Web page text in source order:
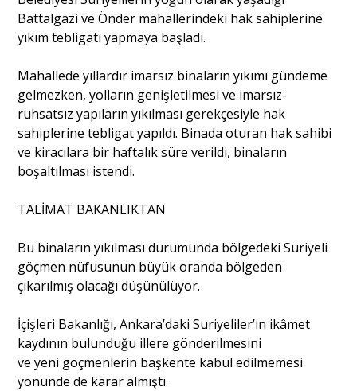
Yazarlar
Eğitim
Dosya Haber
Sağlık
Battalgazi ve Önder mahallerindeki hak sahiplerine
yıkım tebligatı yapmaya başladı.
Mahallede yıllardır imarsız binaların yıkımı gündeme
gelmezken, yolların genişletilmesi ve imarsız-
ruhsatsız yapıların yıkılması gerekçesiyle hak
sahiplerine tebligat yapıldı. Binada oturan hak sahibi
ve kiracılara bir haftalık süre verildi, binaların
boşaltılması istendi.
TALİMAT BAKANLIKTAN
Bu binaların yıkılması durumunda bölgedeki Suriyeli
göçmen nüfusunun büyük oranda bölgeden
çıkarılmış olacağı düşünülüyor.
İçişleri Bakanlığı, Ankara’daki Suriyeliler’in ikâmet
kaydının bulunduğu illere gönderilmesini
ve yeni göçmenlerin başkente kabul edilmemesi
yönünde de karar almıştı.